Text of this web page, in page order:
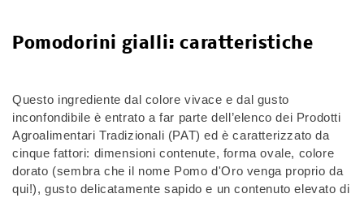
Pomodorini gialli: caratteristiche
Questo ingrediente dal colore vivace e dal gusto
inconfondibile è entrato a far parte dell’elenco dei Prodotti
Agroalimentari Tradizionali (PAT) ed è caratterizzato da
cinque fattori: dimensioni contenute, forma ovale, colore
dorato (sembra che il nome Pomo d'Oro venga proprio da
qui!), gusto delicatamente sapido e un contenuto elevato di